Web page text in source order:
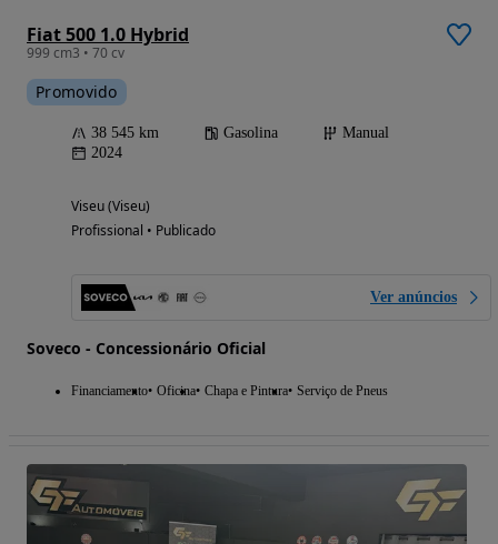
Fiat 500 1.0 Hybrid
999 cm3 • 70 cv
Promovido
38 545 km Gasolina
Manual
2024
Viseu (Viseu)
Profissional • Publicado
Ver anúncios
Soveco - Concessionário Oficial
Financiamento Oficina Chapa e Pintura Serviço de Pneus